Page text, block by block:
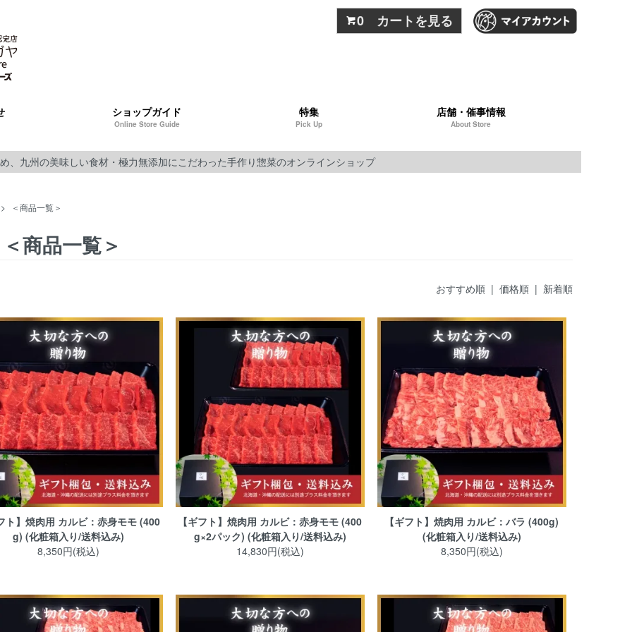
0 カートを見る
ショップガイド
Online Store Guide
特集
Pick Up
店舗・催事情報
About Store
、九州の美味しい食材・極力無添加にこだわった手作り惣菜のオンラインショップ
＜商品一覧＞
＜商品一覧＞
おすすめ順 | 価格順 | 新着順
ト】焼肉用 カルビ：赤身モモ (400
g) (化粧箱入り/送料込み)
8,350円(税込)
【ギフト】焼肉用 カルビ：赤身モモ (400
g×2パック) (化粧箱入り/送料込み)
14,830円(税込)
【ギフト】焼肉用 カルビ：バラ (400g)
(化粧箱入り/送料込み)
8,350円(税込)